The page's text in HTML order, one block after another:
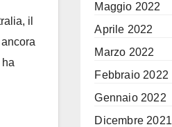
il
Maggio 2022
Aprile 2022
Marzo 2022
Febbraio 2022
Gennaio 2022
Dicembre 2021